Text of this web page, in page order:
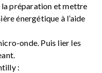
la préparation et mettre
énergétique à l’aide
onde. Puis lier les
: